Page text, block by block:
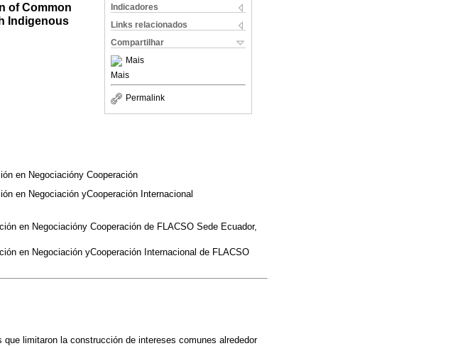
Indicadores
Links relacionados
Compartilhar
Mais
Mais
Permalink
of Common
Indigenous
en Negociacióny Cooperación
en Negociación yCooperación Internacional
en Negociacióny Cooperación de FLACSO Sede Ecuador,
en Negociación yCooperación Internacional de FLACSO
limitaron la construcción de intereses comunes alrededor